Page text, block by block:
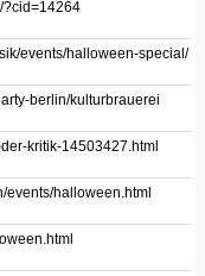
?cid=14264
events/halloween-special/
berlin/kulturbrauerei
kritik-14503427.html
halloween.html